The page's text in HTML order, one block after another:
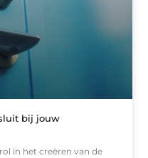
bij jouw
in het creëren van de